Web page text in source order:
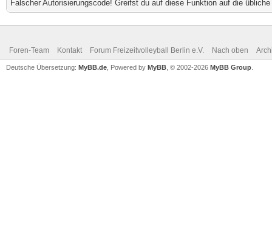
Falscher Autorisierungscode! Greifst du auf diese Funktion auf die
Foren-Team Kontakt Forum Freizeitvolleyball Berlin e.V. Nach oben
Deutsche Übersetzung: MyBB.de , Powered by MyBB , © 2002-2026 MyBB Group